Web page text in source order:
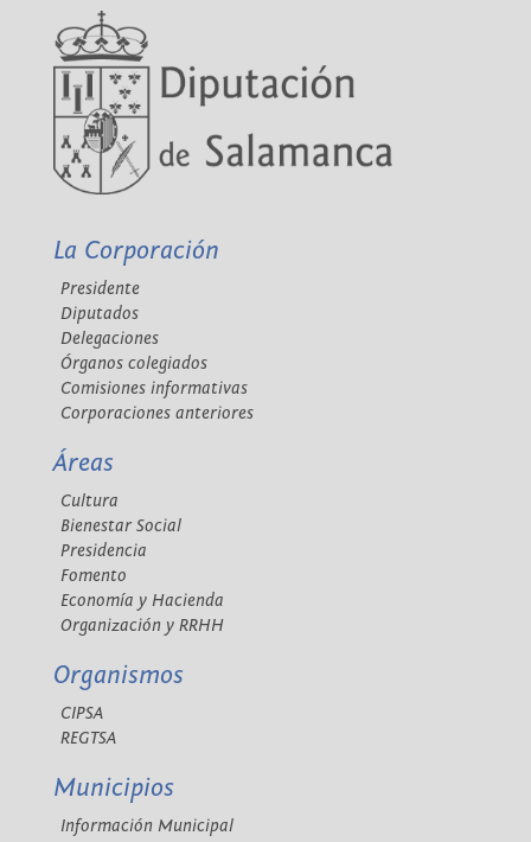
La Corporación
Presidente
Diputados
Delegaciones
Órganos colegiados
Comisiones informativas
Corporaciones anteriores
Áreas
Cultura
Bienestar Social
Presidencia
Fomento
Economía y Hacienda
Organización y RRHH
Organismos
CIPSA
REGTSA
Municipios
Información Municipal